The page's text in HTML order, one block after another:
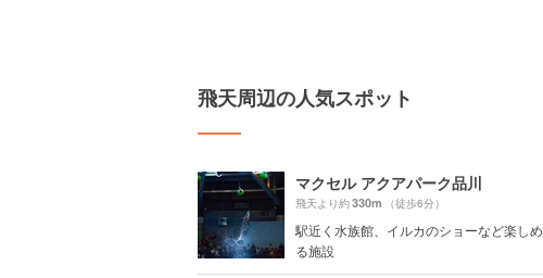
飛天周辺の人気スポット
マクセル アクアパーク品川
飛天より約330m （徒歩6分）
駅近く水族館、イルカのショーなど楽しめ
る施設